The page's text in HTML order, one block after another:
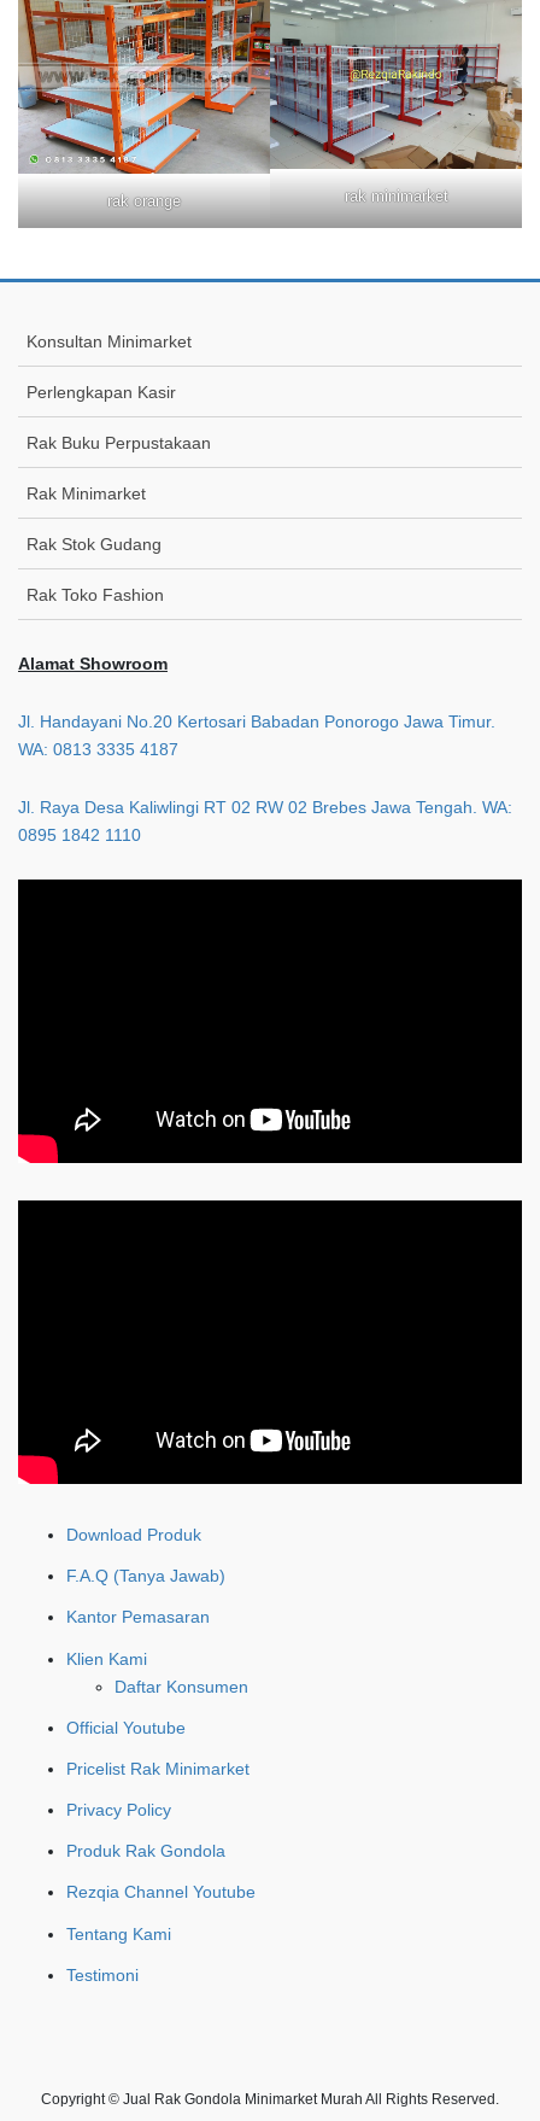
rak orange rak minimarket
Konsultan Minimarket
Perlengkapan Kasir
Rak Buku Perpustakaan
Rak Minimarket
Rak Stok Gudang
Rak Toko Fashion
Alamat Showroom
Jl. Handayani No.20 Kertosari Babadan Ponorogo Jawa Timur.
WA: 0813 3335 4187
Jl. Raya Desa Kaliwlingi RT 02 RW 02 Brebes Jawa Tengah. WA:
0895 1842 1110
Download Produk
F.A.Q (Tanya Jawab)
Kantor Pemasaran
Klien Kami
Daftar Konsumen
Official Youtube
Pricelist Rak Minimarket
Privacy Policy
Produk Rak Gondola
Rezqia Channel Youtube
Tentang Kami
Testimoni
Copyright © Jual Rak Gondola Minimarket Murah All Rights Reserved.